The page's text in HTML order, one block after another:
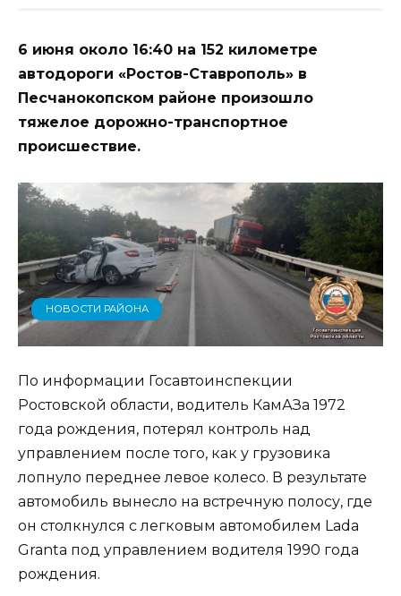
6 июня около 16:40 на 152 километре
автодороги «Ростов-Ставрополь» в
Песчанокопском районе произошло
тяжелое дорожно-транспортное
происшествие.
НОВОСТИ РАЙОНА
По информации Госавтоинспекции
Ростовской области, водитель КамАЗа 1972
года рождения, потерял контроль над
управлением после того, как у грузовика
лопнуло переднее левое колесо. В результате
автомобиль вынесло на встречную полосу, где
он столкнулся с легковым автомобилем Lada
Granta под управлением водителя 1990 года
рождения.